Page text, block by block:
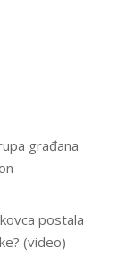
građana
postala
(video)